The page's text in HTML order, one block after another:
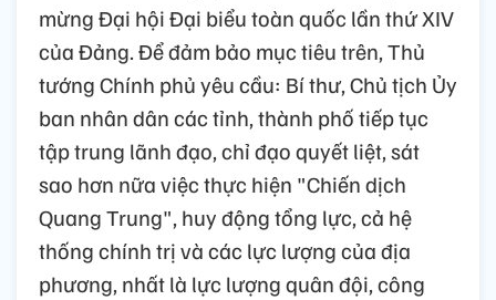
mừng Đại hội Đại biểu toàn quốc lần thứ XIV
của Đảng. Để đảm bảo mục tiêu trên, Thủ
tướng Chính phủ yêu cầu: Bí thư, Chủ tịch Ủy
ban nhân dân các tỉnh, thành phố tiếp tục
tập trung lãnh đạo, chỉ đạo quyết liệt, sát
sao hơn nữa việc thực hiện "Chiến dịch
Quang Trung", huy động tổng lực, cả hệ
thống chính trị và các lực lượng của địa
phương, nhất là lực lượng quân đội, công